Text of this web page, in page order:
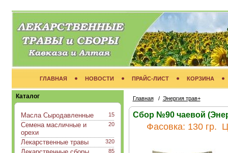
ГЛАВНАЯ НОВОСТИ ПРАЙС-ЛИСТ КОРЗИНА
Каталог
15
Масла Сыродавленные
20
Семена масличные и
орехи
320
Лекарственные травы
85
Главная/ Энергия трав+
Сбор №90 чаевой
Фасовка: 130 гр.